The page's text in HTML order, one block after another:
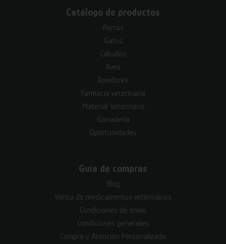
Catálogo de productos
Perros
Gatos
Caballos
Aves
Roedores
Farmacia veterinaria
Material Veterinario
Ganadería
Oportunidades
Guía de compras
Blog
Venta de medicamentos veterinarios
Condiciones de envío
Condiciones generales
Compra y Atención Personalizada